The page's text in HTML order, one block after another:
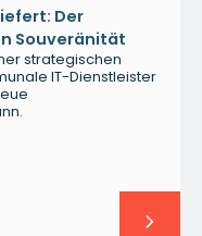
Der
Souveränität
strategischen
IT-Dienstleister